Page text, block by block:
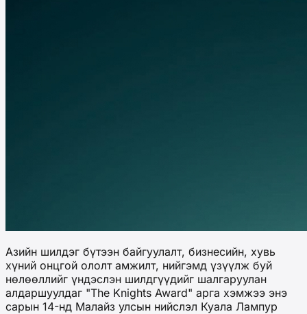
Азийн шилдэг бүтээн байгуулалт, бизнесийн, хувь
хүний онцгой ололт амжилт, нийгэмд үзүүлж буй
нөлөөллийг үндэслэн шилдгүүдийг шалгаруулан
алдаршуулдаг "The Knights Award" арга хэмжээ энэ
сарын 14-нд Малайз улсын нийслэл Куала Лампур